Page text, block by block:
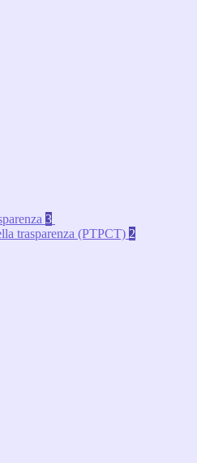
3
trasparenza (PTPCT) 2